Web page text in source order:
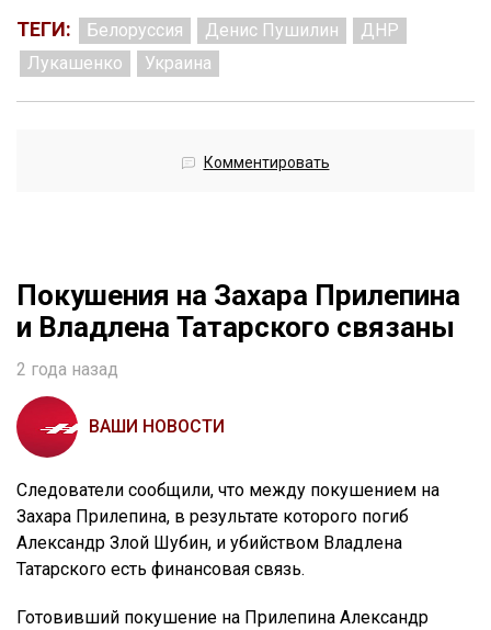
ТЕГИ: Белоруссия Денис Пушилин
ДНР
Лукашенко
Украина
Комментировать
Покушения на Захара Прилепина
и Владлена Татарского связаны
2 года назад
ВАШИ НОВОСТИ
Следователи сообщили, что между покушением на
Захара Прилепина, в результате которого погиб
Александр Злой Шубин, и убийством Владлена
Татарского есть финансовая связь.
Готовивший покушение на Прилепина Александр